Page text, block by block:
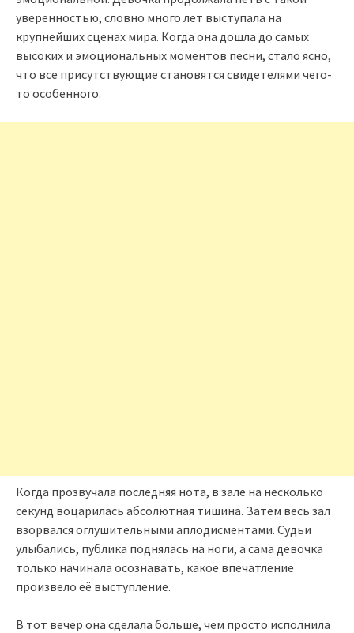
уверенностью, словно много лет выступала на
крупнейших сценах мира. Когда она дошла до самых
высоких и эмоциональных моментов песни, стало ясно,
что все присутствующие становятся свидетелями чего-
то особенного.
Когда прозвучала последняя нота, в зале на несколько
секунд воцарилась абсолютная тишина. Затем весь зал
взорвался оглушительными аплодисментами. Судьи
улыбались, публика поднялась на ноги, а сама девочка
только начинала осознавать, какое впечатление
произвело её выступление.
В тот вечер она сделала больше, чем просто исполнила